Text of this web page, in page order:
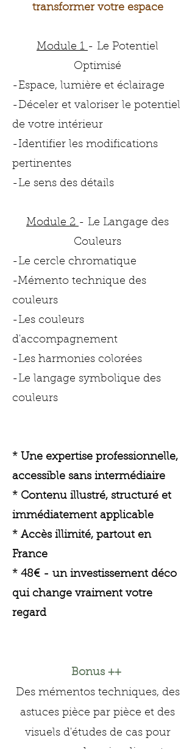
transformer votre espace
Module 1 - Le Potentiel
Optimisé
-Espace, lumière et éclairage
-Déceler et valoriser le potentiel
de votre intérieur
-Identifier les modifications
pertinentes
-Le sens des détails
Module 2 - Le Langage des
Couleurs
-Le cercle chromatique
-Mémento technique des
couleurs
-Les couleurs
d'accompagnement
-Les harmonies colorées
-Le langage symbolique des
couleurs​
* Une expertise professionnelle,
accessible sans intermédiaire
* Contenu illustré, structuré et
immédiatement applicable
* Accès illimité, partout en
France
* 48€ - un investissement déco
qui change vraiment votre
regard
Bonus ++
Des mémentos techniques, des
astuces pièce par pièce et des
visuels d'études de cas pour